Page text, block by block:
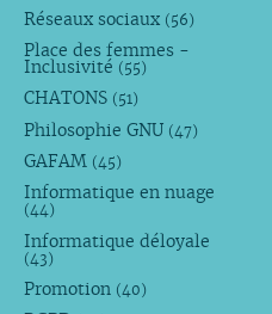
Réseaux sociaux (56)
Place des femmes -
Inclusivité (55)
CHATONS (51)
Philosophie GNU (47)
GAFAM (45)
Informatique en nuage
(44)
Informatique déloyale
(43)
Promotion (40)